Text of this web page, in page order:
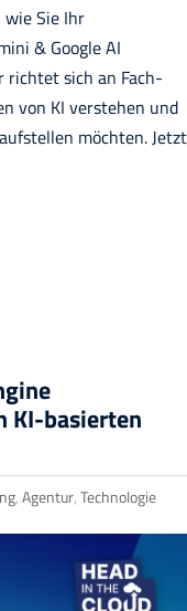
wie Sie Ihr
& Google AI
richtet sich an Fach-
von KI verstehen und
möchten. Jetzt
KI-basierten
,Agentur,Technologie